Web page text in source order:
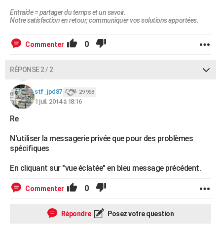
Entraide = partager du temps et un savoir.
Notre satisfaction en retour; communiquer vos solutions apportées.
Commenter 0
RÉPONSE 2 / 2
stf_jpd87 29 968
1 juil. 2014 à 18:16
Re
N'utiliser la messagerie privée que pour des problèmes
spécifiques
En cliquant sur "vue éclatée" en bleu message précédent.
Commenter 0
Répondre Posez votre question